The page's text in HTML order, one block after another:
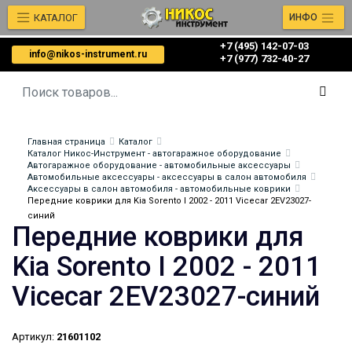
info@nikos-instrument.ru
+7 (495) 142-07-03
‎‎+7 (977) 732-40-27
КАТАЛОГ ИНФО
Главная страница
Каталог
Каталог Никос-Инструмент - автогаражное оборудование
Автогаражное оборудование - автомобильные аксессуары
Автомобильные аксессуары - аксессуары в салон автомобиля
Аксессуары в салон автомобиля - автомобильные коврики
Передние коврики для Kia Sorento I 2002 - 2011 Vicecar 2EV23027-
синий
Передние коврики для
Kia Sorento I 2002 - 2011
Vicecar 2EV23027-синий
Артикул: 21601102